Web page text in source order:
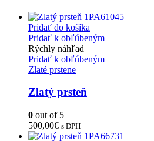
Pridať do košíka
Pridať k obľúbeným
Rýchly náhľad
Pridať k obľúbeným
Zlaté prstene
Zlatý prsteň
0 out of 5
500,00€ s DPH